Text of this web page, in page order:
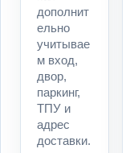
дополнит
ельно
учитывае
м вход,
двор,
паркинг,
ТПУ и
адрес
доставки.